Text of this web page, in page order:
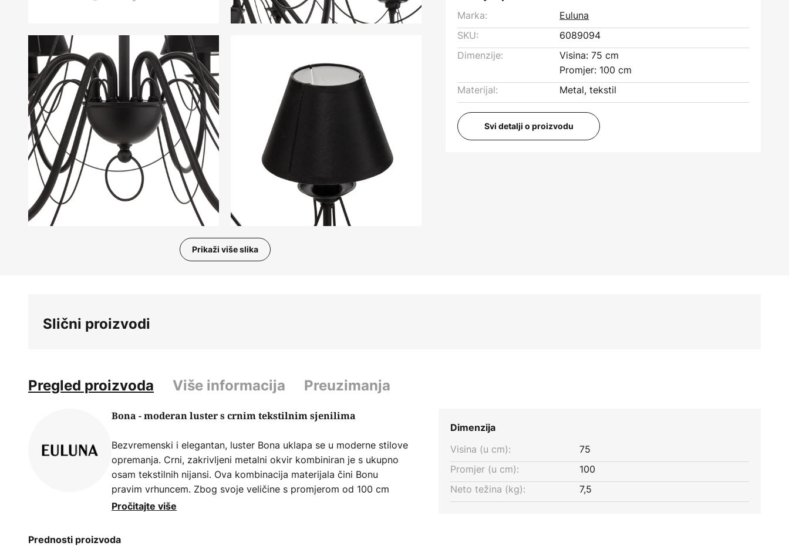
Prikaži više slika
Marka:
Euluna
SKU:
6089094
Dimenzije:
Visina: 75 cm
Promjer: 100 cm
Materijal:
Metal, tekstil
Svi detalji o proizvodu
Slični proizvodi
Pregled proizvoda Više informacija Preuzimanja
Bona - moderan luster s crnim tekstilnim sjenilima
Bezvremenski i elegantan, luster Bona uklapa se u moderne stilove
opremanja. Crni, zakrivljeni metalni okvir kombiniran je s ukupno
osam tekstilnih nijansi. Ova kombinacija materijala čini Bonu
pravim vrhuncem. Zbog svoje veličine s promjerom od 100 cm
posebno je pogodan za velike prostorije. Odgovarajuće svjetiljke
Pročitajte više
Prednosti proizvoda
Dimenzija
Visina (u cm):
75
Promjer (u cm):
100
Neto težina (kg):
7,5